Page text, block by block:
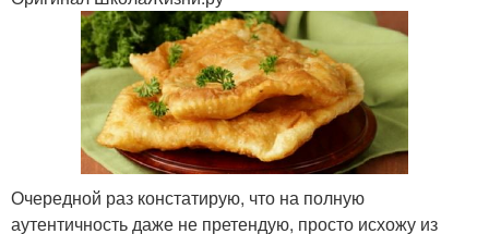
Очередной раз констатирую, что на полную
аутентичность даже не претендую, просто исхожу из